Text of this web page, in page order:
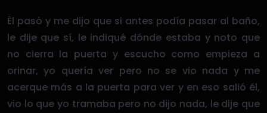
Él pasó y me dijo que si antes podía pasar al baño,
le dije que sí, le indiqué dónde estaba y noto que
no cierra la puerta y escucho como empieza a
orinar, yo quería ver pero no se vio nada y me
acerque más a la puerta para ver y en eso salió él,
vio lo que yo tramaba pero no dijo nada, le dije que